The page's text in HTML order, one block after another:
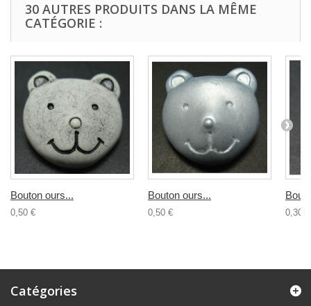
30 AUTRES PRODUITS DANS LA MÊME
CATÉGORIE :
Bouton ours...
0,50 €
Bouton ours...
0,50 € 0,30 €
Catégories